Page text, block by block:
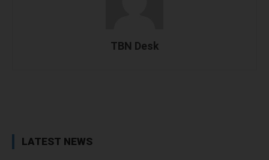
TBN Desk
LATEST NEWS